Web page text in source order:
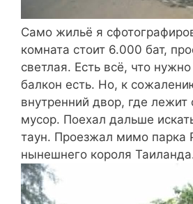
Само жильё я
комната стоит 6.000 бат,
светлая. Есть всё, что
балкон есть. Но, к
внутренний двор, где лежит
мусор. Поехал дальше
таун. Проезжал мимо парка
нынешнего короля